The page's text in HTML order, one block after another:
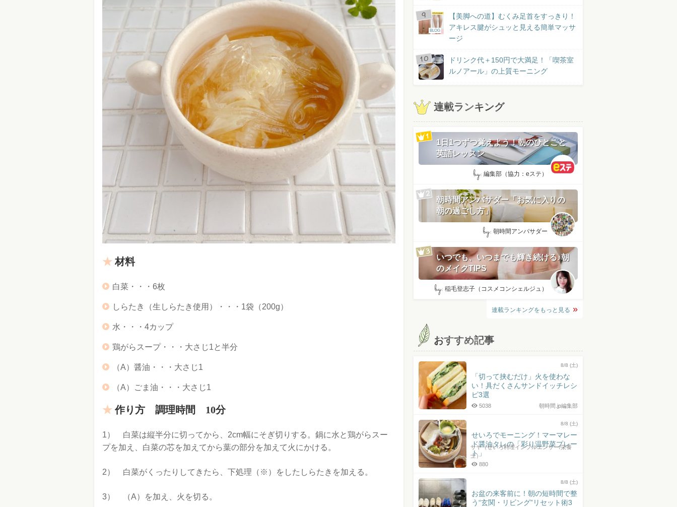
材料
白菜・・・6枚
しらたき（生しらたき使用）・・・1袋（200g）
水・・・4カップ
鶏がらスープ・・・大さじ1と半分
（A）醤油・・・大さじ1
（A）ごま油・・・大さじ1
作り方 調理時間 10分
1） 白菜は縦半分に切ってから、2cm幅にそぎ切りする。鍋に水と鶏がらスー
プを加え、白菜の芯を加えてから葉の部分を加えて火にかける。
2） 白菜がくったりしてきたら、下処理（※）をしたしらたきを加える。
3） （A）を加え、火を切る。
BLOG
【美脚への道】むくみ足首をすっきり！
アキレス腱がシュッと見える簡単マッサ
ージ
ドリンク代＋150円で大満足！「喫茶室
ルノアール」の上質モーニング
連載ランキング
1日1つずつ覚えよう！朝のひとこと
英語レッスン
by: 編集部（協力：eステ）
朝時間アンバサダー「お気に入りの
朝の過ごし方」
by: 朝時間アンバサダー
いつでも、いつまでも輝き続ける♪朝
のメイクTIPS
by: 稲毛登志子（コスメコンシェルジュ）
連載ランキングをもっと見る
おすすめ記事
8/8 (土)
「切って挟むだけ」火を使わな
い！具だくさんサンドイッチレシ
ピ3選
朝時間.jp編集部
5038
8/8 (土)
せいろでモーニング！マーマレー
ド醤油タレの「彩り温野菜プレー
ト」
サヤ（せいろ料理インフルエンサー/栄養
士）
880
8/8 (土)
お盆の来客前に！朝の短時間で整
う“玄関・リビング”リセット術3